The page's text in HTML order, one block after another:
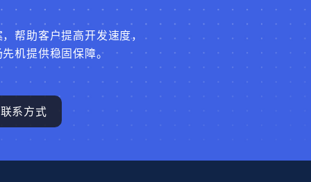
帮助客户提高开发速度，
机提供稳固保障。
联系方式